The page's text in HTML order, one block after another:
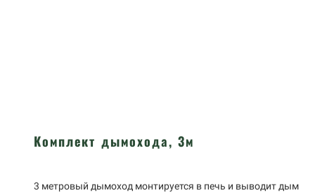
Комплект дымохода, 3м
3 метровый дымоход монтируется в печь и выводит дым